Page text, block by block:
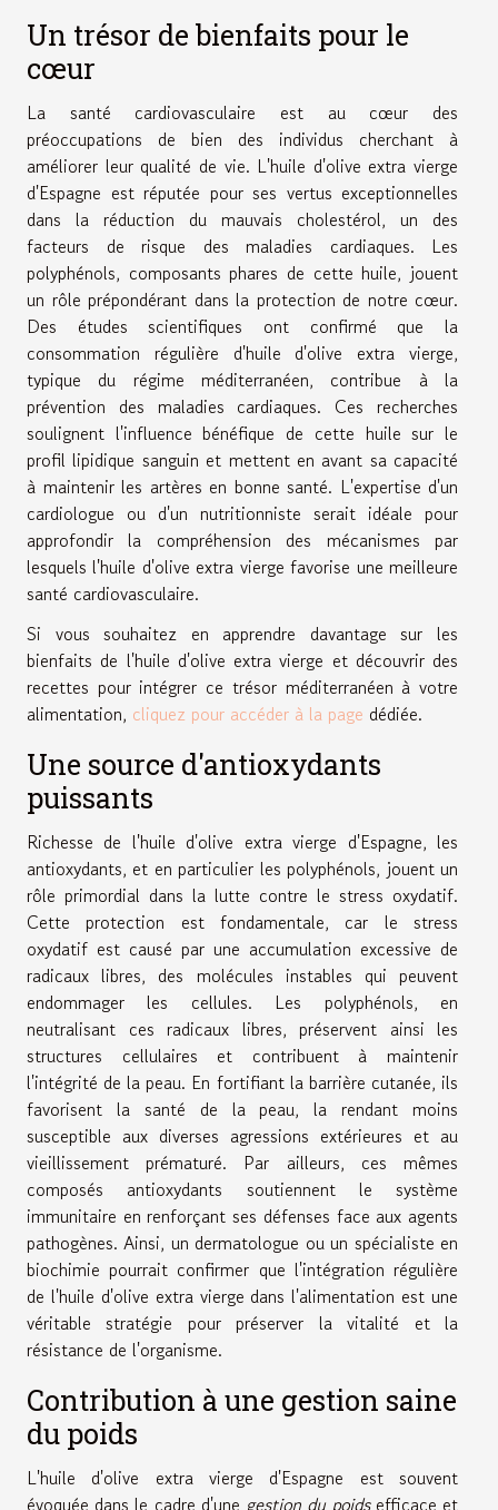
Un trésor de bienfaits pour le
cœur
La santé cardiovasculaire est au cœur des
préoccupations de bien des individus cherchant à
améliorer leur qualité de vie. L'huile d'olive extra vierge
d'Espagne est réputée pour ses vertus exceptionnelles
dans la réduction du mauvais cholestérol, un des
facteurs de risque des maladies cardiaques. Les
polyphénols, composants phares de cette huile, jouent
un rôle prépondérant dans la protection de notre cœur.
Des études scientifiques ont confirmé que la
consommation régulière d'huile d'olive extra vierge,
typique du régime méditerranéen, contribue à la
prévention des maladies cardiaques. Ces recherches
soulignent l'influence bénéfique de cette huile sur le
profil lipidique sanguin et mettent en avant sa capacité
à maintenir les artères en bonne santé. L'expertise d'un
cardiologue ou d'un nutritionniste serait idéale pour
approfondir la compréhension des mécanismes par
lesquels l'huile d'olive extra vierge favorise une meilleure
santé cardiovasculaire.
Si vous souhaitez en apprendre davantage sur les
bienfaits de l'huile d'olive extra vierge et découvrir des
recettes pour intégrer ce trésor méditerranéen à votre
alimentation, cliquez pour accéder à la page dédiée.
Une source d'antioxydants
puissants
Richesse de l'huile d'olive extra vierge d'Espagne, les
antioxydants, et en particulier les polyphénols, jouent un
rôle primordial dans la lutte contre le stress oxydatif.
Cette protection est fondamentale, car le stress
oxydatif est causé par une accumulation excessive de
radicaux libres, des molécules instables qui peuvent
endommager les cellules. Les polyphénols, en
neutralisant ces radicaux libres, préservent ainsi les
structures cellulaires et contribuent à maintenir
l'intégrité de la peau. En fortifiant la barrière cutanée, ils
favorisent la santé de la peau, la rendant moins
susceptible aux diverses agressions extérieures et au
vieillissement prématuré. Par ailleurs, ces mêmes
composés antioxydants soutiennent le système
immunitaire en renforçant ses défenses face aux agents
pathogènes. Ainsi, un dermatologue ou un spécialiste en
biochimie pourrait confirmer que l'intégration régulière
de l'huile d'olive extra vierge dans l'alimentation est une
véritable stratégie pour préserver la vitalité et la
résistance de l'organisme.
Contribution à une gestion saine
du poids
L'huile d'olive extra vierge d'Espagne est souvent
évoquée dans le cadre d'une gestion du poidsefficace et